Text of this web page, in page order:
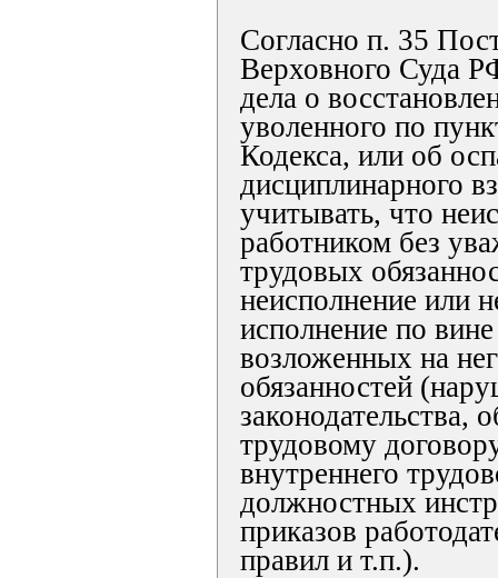
Согласно п. 35
Верховного Суда
дела о
уволенного по
Кодекса, или об
дисциплинарного
учитывать, что
работником без
трудовых
неисполнение или
исполнение по
возложенных на
обязанностей
законодательства,
трудовому
внутреннего
должностных
приказов
правил и т.п.).